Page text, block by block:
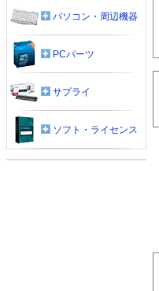
パソコン・周辺機器
PCパーツ
サプライ
ソフト・ライセンス